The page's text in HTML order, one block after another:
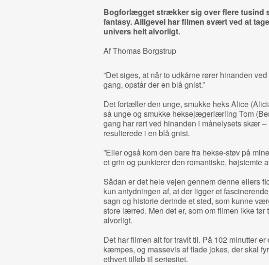
Bogforlægget strækker sig over flere tusind
fantasy. Alligevel har filmen svært ved at
univers helt alvorligt.
Af Thomas Borgstrup
”Det siges, at når to udkårne rører hinanden
gang, opstår der en blå gnist.”
Det fortæller den unge, smukke heks Alice
så unge og smukke heksejægerlærling Tom
gang har rørt ved hinanden i månelysets skær
resulterede i en blå gnist.
”Eller også kom den bare fra hekse-støv på
et grin og punkterer den romantiske, højstemte
Sådan er det hele vejen gennem denne ellers
kun antydningen af, at der ligger et
sagn og historie derinde et sted, som kunne
store lærred. Men det er, som om filmen ikke tør
alvorligt.
Det har filmen alt for travlt til. På 102 minutter
kæmpes, og massevis af flade jokes, der skal
ethvert tilløb til seriøsitet.